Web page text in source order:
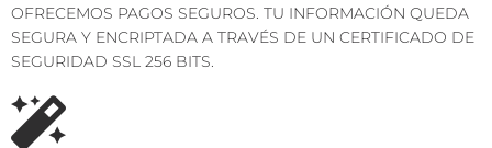
OFRECEMOS PAGOS SEGUROS. TU INFORMACIÓN QUEDA
SEGURA Y ENCRIPTADA A TRAVÉS DE UN CERTIFICADO DE
SEGURIDAD SSL 256 BITS.